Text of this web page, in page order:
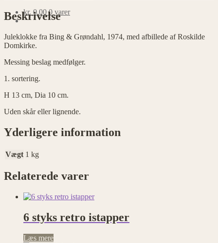
kr. 0,00 0 varer
Beskrivelse
Juleklokke fra Bing & Grøndahl, 1974, med afbillede af Roskilde
Domkirke.
Messing beslag medfølger.
1. sortering.
H 13 cm, Dia 10 cm.
Uden skår eller lignende.
Yderligere information
Vægt 1 kg
Relaterede varer
6 styks retro istapper
Læs mere